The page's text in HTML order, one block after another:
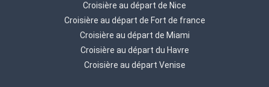
Croisière au départ de Nice
Croisière au départ de Fort de france
Croisière au départ de Miami
Croisière au départ du Havre
Croisière au départ Venise